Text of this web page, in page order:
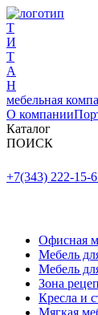
Т
И
Т
А
Н
мебельная
О компании
Каталог
ПОИСК
+7(343) 222-15-
Офисная
Мебель
Мебель
Зона
Кресла и
Мягкая